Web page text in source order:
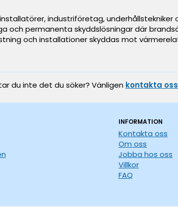
industriföretag,
och permanenta skyddslösningar där
och installationer skyddas mot
du inte det du söker? Vänligen kontakta oss
INFORMATION
Kontakta oss
Om oss
Jobba hos oss
Villkor
FAQ